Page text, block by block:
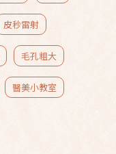
皮秒雷射
毛孔粗大
醫美小教室